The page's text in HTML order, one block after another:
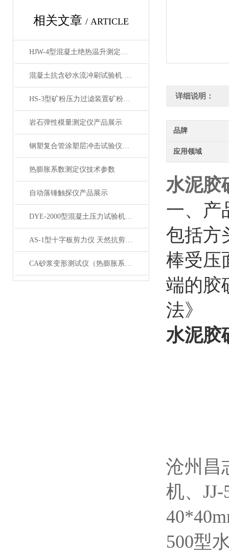
相关文章 / ARTICLE
HJW-4型混凝土绝热温升测定仪产品展示
混凝土抗含砂水流冲刷试验机 产品展示
HS-3型矿粉压力过滤装置矿粉回收仪产品展示
岩石弹性模量测定仪产品展示
钢塑复合管涂塑层冲击试验仪产品展示
热膨胀系数测定仪技术参数
自动落锤触探仪产品展示
DYE-2000型混凝土压力试验机200吨产品展示
AS-1型十字板剪力仪 天然抗剪强度 剪力仪展示
CA砂浆变形测试仪（热膨胀系数仪）产品展示
详细说明：
品牌
应用领域
水泥胶
一、 产
包括方
棒受压
端的胶
法》
水泥胶
沧州昌
机、
500型